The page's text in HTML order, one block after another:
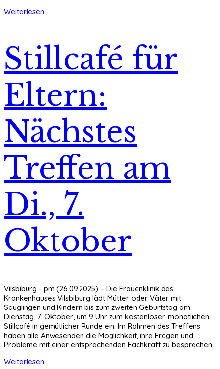
Weiterlesen ...
Stillcafé für
Eltern:
Nächstes
Treffen am
Di., 7.
Oktober
Vilsbiburg - pm (26.09.2025) – Die Frauenklinik des
Krankenhauses Vilsbiburg lädt Mütter oder Väter mit
Säuglingen und Kindern bis zum zweiten Geburtstag am
Dienstag, 7. Oktober, um 9 Uhr zum kostenlosen monatlichen
Stillcafé in gemütlicher Runde ein. Im Rahmen des Treffens
haben alle Anwesenden die Möglichkeit, ihre Fragen und
Probleme mit einer entsprechenden Fachkraft zu besprechen.
Weiterlesen ...